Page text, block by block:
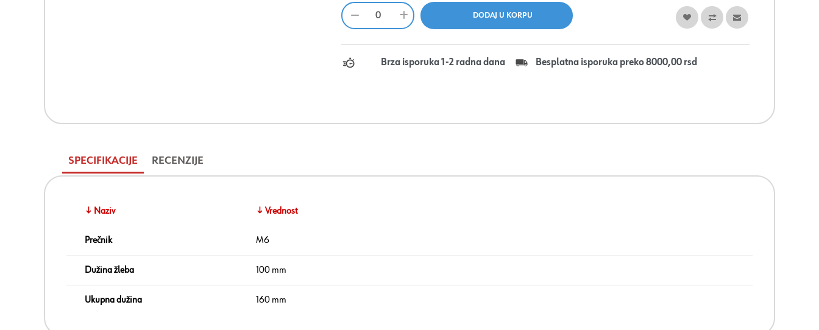
Brza isporuka 1-2 radna dana Besplatna isporuka preko 8000,00 rsd
SPECIFIKACIJE RECENZIJE
↓ Naziv ↓ Vrednost
Prečnik M6
Dužina žleba 100 mm
Ukupna dužina 160 mm